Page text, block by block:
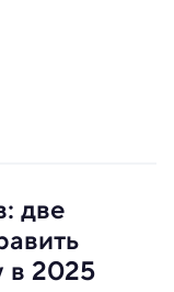
две
в 2025